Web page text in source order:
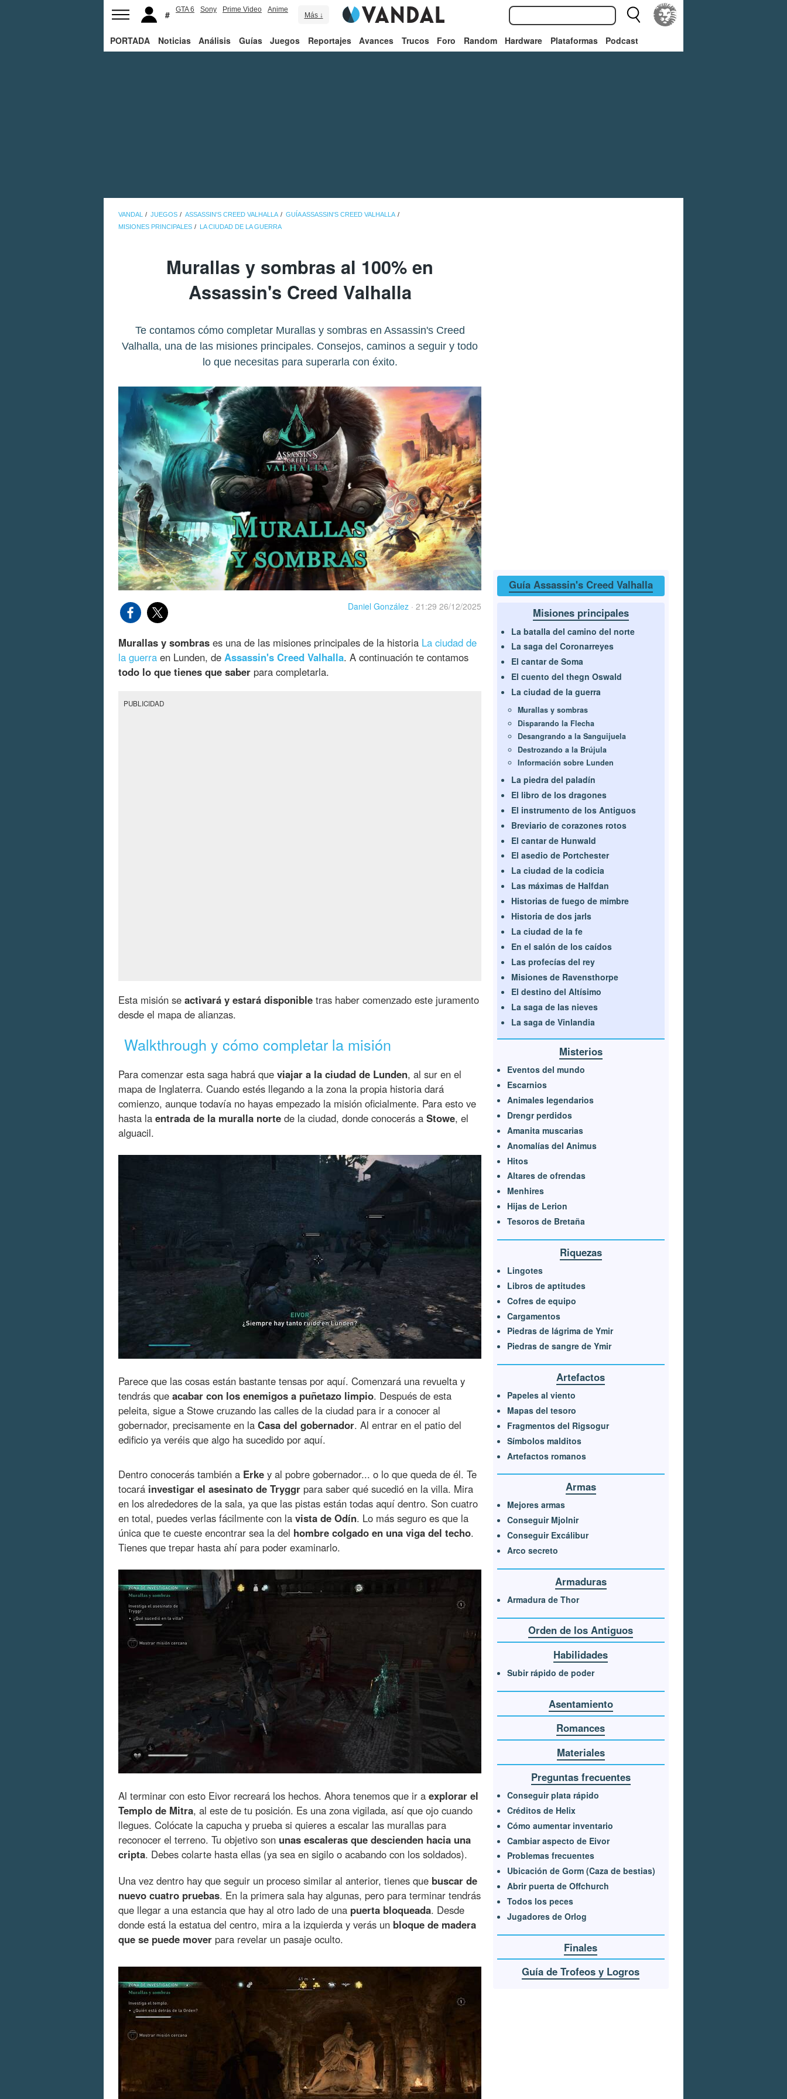
GTA 6 Sony Prime Video Anime
Más ↓
PORTADA Noticias Análisis Guías Juegos Reportajes Avances Trucos Foro Random Hardware Plataformas Podcast
VANDAL JUEGOS ASSASSIN'S CREED VALHALLA
GUÍA ASSASSIN'S CREED VALHALLA
MISIONES PRINCIPALES
LA CIUDAD DE LA GUERRA
Murallas y sombras al 100% en
Assassin's Creed Valhalla
Te contamos cómo completar Murallas y sombras en Assassin's Creed
Valhalla, una de las misiones principales. Consejos, caminos a seguir y todo
lo que necesitas para superarla con éxito.
Daniel González · 21:29 26/12/2025
Murallas y sombras es una de las misiones principales de la historia La ciudad de
la guerra en Lunden, de Assassin's Creed Valhalla. A continuación te contamos
todo lo que tienes que saber para completarla.
PUBLICIDAD
Esta misión se activará y estará disponible tras haber comenzado este juramento
desde el mapa de alianzas.
Walkthrough y cómo completar la misión
Para comenzar esta saga habrá que viajar a la ciudad de Lunden, al sur en el
mapa de Inglaterra. Cuando estés llegando a la zona la propia historia dará
comienzo, aunque todavía no hayas empezado la misión oficialmente. Para esto ve
hasta la entrada de la muralla norte de la ciudad, donde conocerás a Stowe, el
alguacil.
Parece que las cosas están bastante tensas por aquí. Comenzará una revuelta y
tendrás que acabar con los enemigos a puñetazo limpio. Después de esta
peleita, sigue a Stowe cruzando las calles de la ciudad para ir a conocer al
gobernador, precisamente en la Casa del gobernador. Al entrar en el patio del
edificio ya veréis que algo ha sucedido por aquí.
Dentro conocerás también a Erke y al pobre gobernador... o lo que queda de él. Te
tocará investigar el asesinato de Tryggr para saber qué sucedió en la villa. Mira
en los alrededores de la sala, ya que las pistas están todas aquí dentro. Son cuatro
en total, puedes verlas fácilmente con la vista de Odín. Lo más seguro es que la
única que te cueste encontrar sea la del hombre colgado en una viga del techo.
Tienes que trepar hasta ahí para poder examinarlo.
Al terminar con esto Eivor recreará los hechos. Ahora tenemos que ir a explorar el
Templo de Mitra, al este de tu posición. Es una zona vigilada, así que ojo cuando
llegues. Colócate la capucha y prueba si quieres a escalar las murallas para
reconocer el terreno. Tu objetivo son unas escaleras que descienden hacia una
cripta. Debes colarte hasta ellas (ya sea en sigilo o acabando con los soldados).
Una vez dentro hay que seguir un proceso similar al anterior, tienes que buscar de
nuevo cuatro pruebas. En la primera sala hay algunas, pero para terminar tendrás
que llegar a una estancia que hay al otro lado de una puerta bloqueada. Desde
donde está la estatua del centro, mira a la izquierda y verás un bloque de madera
que se puede mover para revelar un pasaje oculto.
Guía Assassin's Creed Valhalla
Misiones principales
La batalla del camino del norte
La saga del Coronarreyes
El cantar de Soma
El cuento del thegn Oswald
La ciudad de la guerra
Murallas y sombras
Disparando la Flecha
Desangrando a la Sanguijuela
Destrozando a la Brújula
Información sobre Lunden
La piedra del paladín
El libro de los dragones
El instrumento de los Antiguos
Breviario de corazones rotos
El cantar de Hunwald
El asedio de Portchester
La ciudad de la codicia
Las máximas de Halfdan
Historias de fuego de mimbre
Historia de dos jarls
La ciudad de la fe
En el salón de los caídos
Las profecías del rey
Misiones de Ravensthorpe
El destino del Altísimo
La saga de las nieves
La saga de Vinlandia
Misterios
Eventos del mundo
Escarnios
Animales legendarios
Drengr perdidos
Amanita muscarias
Anomalías del Animus
Hitos
Altares de ofrendas
Menhires
Hijas de Lerion
Tesoros de Bretaña
Riquezas
Lingotes
Libros de aptitudes
Cofres de equipo
Cargamentos
Piedras de lágrima de Ymir
Piedras de sangre de Ymir
Artefactos
Papeles al viento
Mapas del tesoro
Fragmentos del Rigsogur
Símbolos malditos
Artefactos romanos
Armas
Mejores armas
Conseguir Mjolnir
Conseguir Excálibur
Arco secreto
Armaduras
Armadura de Thor
Orden de los Antiguos
Habilidades
Subir rápido de poder
Asentamiento
Romances
Materiales
Preguntas frecuentes
Conseguir plata rápido
Créditos de Helix
Cómo aumentar inventario
Cambiar aspecto de Eivor
Problemas frecuentes
Ubicación de Gorm (Caza de bestias)
Abrir puerta de Offchurch
Todos los peces
Jugadores de Orlog
Finales
Guía de Trofeos y Logros